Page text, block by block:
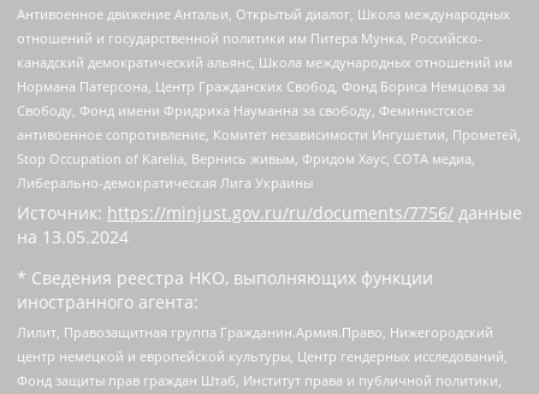
Антивоенное движение Антальи, Открытый диалог, Школа международных
отношений и государственной политики им Питера Мунка, Российско-
канадский демократический альянс, Школа международных отношений им
Нормана Патерсона, Центр Гражданских Свобод, Фонд Бориса Немцова за
Свободу, Фонд имени Фридриха Науманна за свободу, Феминистское
антивоенное сопротивление, Комитет независимости Ингушетии, Прометей,
Stop Occupation of Karelia, Вернись живым, Фридом Хаус, СОТА медиа,
Либерально-демократическая Лига Украины
Источник: https://minjust.gov.ru/ru/documents/7756/ данные
на 13.05.2024
* Сведения реестра НКО, выполняющих функции
иностранного агента:
Лилит, Правозащитная группа Гражданин.Армия.Право, Нижегородский
центр немецкой и европейской культуры, Центр гендерных исследований,
Фонд защиты прав граждан Штаб, Институт права и публичной политики,